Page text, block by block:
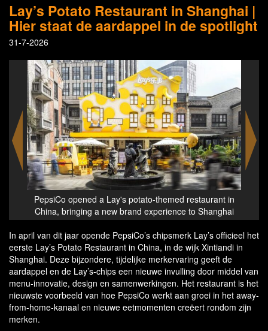
Lay’s Potato Restaurant in Shanghai |
Hier staat de aardappel in de spotlight
31-7-2026
PepsiCo opened a Lay's potato-themed restaurant in
China, bringing a new brand experience to Shanghai
In april van dit jaar opende PepsiCo’s chipsmerk Lay’s officieel het
eerste Lay’s Potato Restaurant in China, in de wijk Xintiandi in
Shanghai. Deze bijzondere, tijdelijke merkervaring geeft de
aardappel en de Lay’s-chips een nieuwe invulling door middel van
menu-innovatie, design en samenwerkingen. Het restaurant is het
nieuwste voorbeeld van hoe PepsiCo werkt aan groei in het away-
from-home-kanaal en nieuwe eetmomenten creëert rondom zijn
merken.